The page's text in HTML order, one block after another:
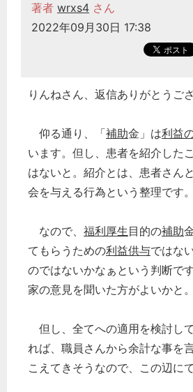
著者 wrxs4 さん
2022年09月30日 17:38
りんねさん、返信ありがとうご
仰る通り、「補助金」は利益
います。但し、患者を紹介した
はないと。紹介とは、患者さん
会を与える行為という整理です。
なので、 福利厚生目的の補助
てもらうための利益供与ではな
のではないかなぁという判断で
家の意見を聞いた方がよいかと。
但し、全てへの適用を検討し
れば、職員さんから余計な事を
こえてきそうなので、この辺にて